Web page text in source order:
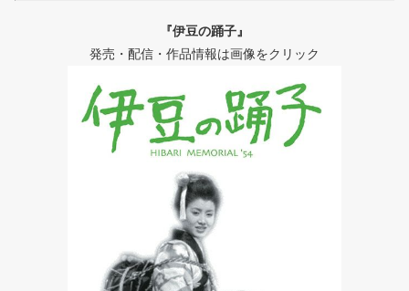
『伊豆の踊子』
発売・配信・作品情報は画像をクリック